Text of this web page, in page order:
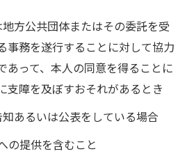
方公共団体またはその委託を受
事務を遂行することに対して協力
あって、本人の同意を得ることに
支障を及ぼすおそれがあるとき
あるいは公表をしている場合
の提供を含むこと